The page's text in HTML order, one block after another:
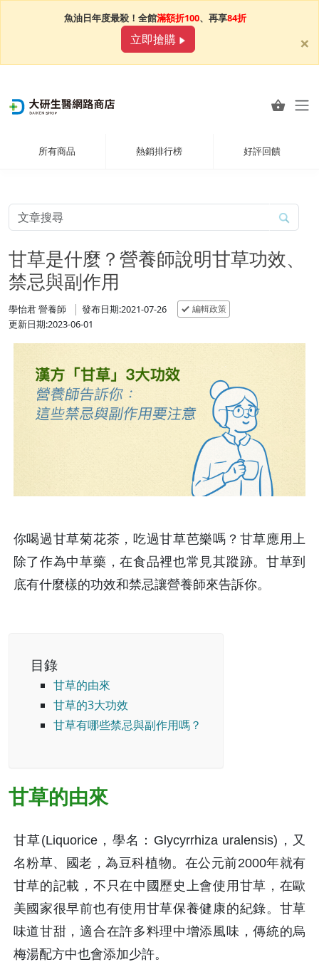
魚油日年度最殺！全館滿額折100、再享84折
立即搶購 ×
所有商品 熱銷排行榜 好評回饋
甘草是什麼？營養師說明甘草功效、
禁忌與副作用
學怡君 營養師 發布日期:2021-07-26 編輯政策
更新日期:2023-06-01
你喝過甘草菊花茶，吃過甘草芭樂嗎？甘草應用上
除了作為中草藥，在食品裡也常見其蹤跡。甘草到
底有什麼樣的功效和禁忌讓營養師來告訴你。
目錄
甘草的由來
甘草的3大功效
甘草有哪些禁忌與副作用嗎？
甘草的由來
甘草(Liquorice，學名：Glycyrrhiza uralensis)，又
名粉草、國老，為豆科植物。在公元前2000年就有
甘草的記載，不只在中國歷史上會使用甘草，在歐
美國家很早前也有使用甘草保養健康的紀錄。甘草
味道甘甜，適合在許多料理中增添風味，傳統的烏
梅湯配方中也會添加少許。